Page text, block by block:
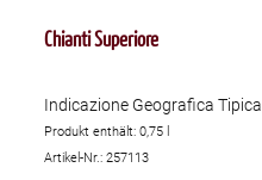
Chianti Superiore
Indicazione Geografica Tipica
Produkt enthält: 0,75
Artikel-Nr.: 257113